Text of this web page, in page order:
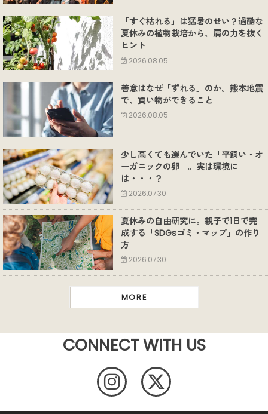
「すぐ枯れる」は猛暑のせい？過酷な
夏休みの植物栽培から、肩の力を抜く
ヒント
2026.08.05
善意はなぜ「ずれる」のか。熊本地震
で、買い物ができること
2026.08.05
少し高くても選んでいた「平飼い・オ
ーガニックの卵」。実は環境に
は・・・？
2026.07.30
夏休みの自由研究に。親子で1日で完
成する「SDGsゴミ・マップ」の作り
方
2026.07.30
MORE
CONNECT WITH US